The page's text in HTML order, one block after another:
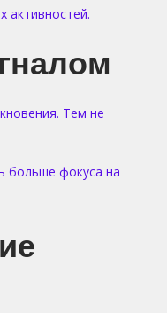
активностей.
Тем не
больше фокуса на